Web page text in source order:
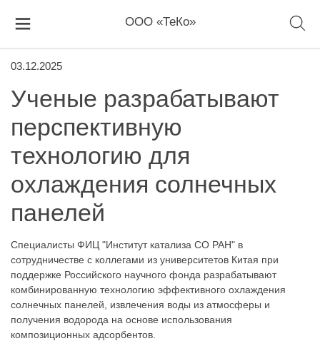
ООО «ТеКо»
03.12.2025
Ученые разрабатывают
перспективную
технологию для
охлаждения солнечных
панелей
Специалисты ФИЦ "Институт катализа СО РАН" в
сотрудничестве с коллегами из университетов Китая при
поддержке Российского научного фонда разрабатывают
комбинированную технологию эффективного охлаждения
солнечных панелей, извлечения воды из атмосферы и
получения водорода на основе использования
композиционных адсорбентов.